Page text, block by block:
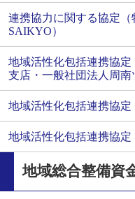
連携協力に関する協定
SAIKYO）
地域活性化包括連携協
支店・一般社団法人周南
地域活性化包括連携協定
地域活性化包括連携協定
地域総合整備資